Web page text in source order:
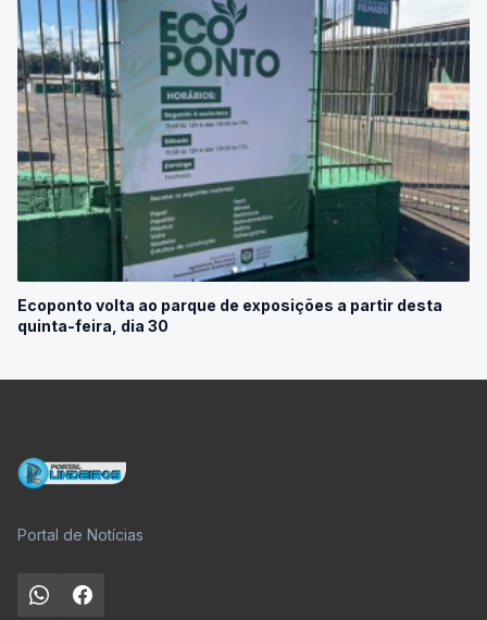
Ecoponto volta ao parque de exposições a partir desta
quinta-feira, dia 30
Portal de Notícias